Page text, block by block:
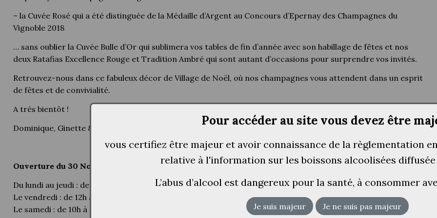
– la Cuvée Rosé qui a été distinguée de la Médaille d’Argent au Concours d’Epernay des Champagnes du
Vignoble 2018
… sans oublier la Cuvée Bulle d’Or qui sublimera vos tables de fin d’année avec son habillage de fêtes et nos
deux Ratafias Excellence Rouge et Tradition Ambré qui sont autant d’occasions pour surprendre vos invités.
Retrouvez-nous dans ce fabuleux décor de Village de Noël, où nos champagnes vous attendent dans un esprit
de fêtes et de convivialité.
A très bientôt !
Dominique, Ginette & Mathieu Crété.
Ouverture du 30 Novembre au 30 Décembre 2018
Du lundi au jeudi : de 12h à 20h30
Le vendredi : de 12h à 22h
Le samedi : de 10h à 22h
Pour accéder au site vous devez être
vous certifiez être majeur et avoir connaissance de la règlementation
relative à l'information sur les boissons alcoolisées
L’abus d’alcool est dangereux pour la santé, à consommer